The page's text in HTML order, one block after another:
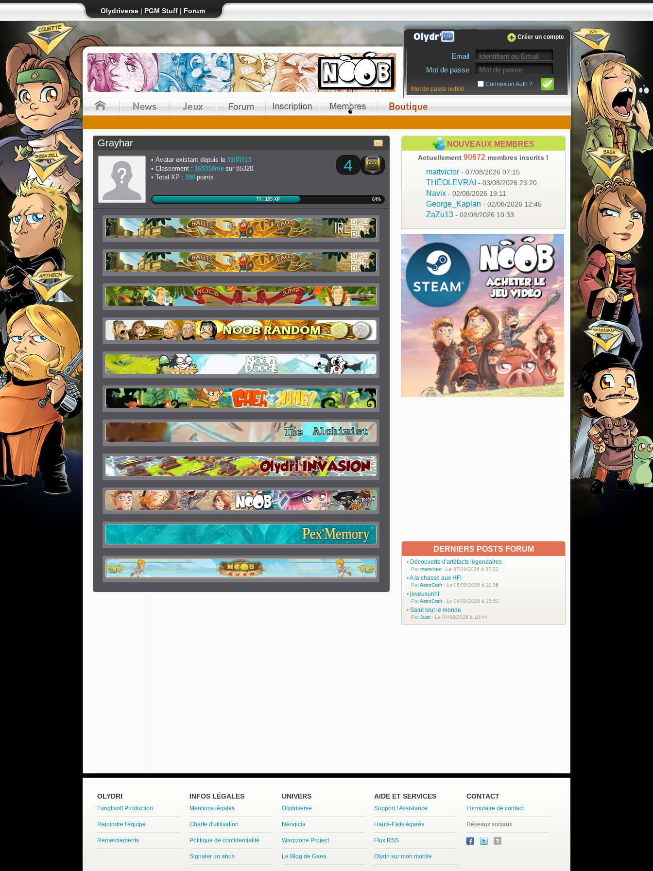
Olydriverse | PGM Stuff | Forum
Créer un compte
Email
Mot de passe
Connexion Auto ?
Mot de passe oublié
Grayhar
Avatar existant depuis le 31/07/13
Classement : 16531ème sur 85320.
Total XP : 390 points.
4
70 / 109 XP 64%
NOUVEAUX MEMBRES
Actuellement 90672 membres inscrits !
mattvictor - 07/08/2026 07:15
THÉOLEVRAI - 03/08/2026 23:20
Navix - 02/08/2026 19:11
George_Kaplan - 02/08/2026 12:45
ZaZu13 - 02/08/2026 10:33
DERNIERS POSTS FORUM
• Découverte d'artéfacts légendaires
Par mattvictor- Le 07/08/2026 à 07:23
•A la chasse aux HF!
ParAstroCraft - Le 05/08/2026 à 11:36
• jeveuxunhf
ParAstroCraft - Le 04/08/2026 à 15:52
• Salut tout le monde
Par Justi - Le 04/08/2026 à 10:44
OLYDRI
Funglisoft Production
Rejoindre l'équipe
Remerciements
INFOS LÉGALES
Mentions légales
Charte d'utilisation
Politique de confidentialité
Signaler un abus
UNIVERS
Olydriverse
Néogicia
Warpzone Project
Le Blog de Gaea
AIDE ET SERVICES
Support / Assistance
Hauts-Faits égarés
Flux RSS
Olydri sur mon mobile
CONTACT
Formulaire de contact
Réseaux sociaux